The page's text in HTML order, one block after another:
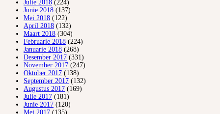
Julie 2018 (224)
Junie 2018 (137)
Mei 2018 (122)
April 2018 (132)
Maart 2018 (304)
Februarie 2018 (224)
Januarie 2018 (268)
Desember 2017 (331)
November 2017 (247)
Oktober 2017 (138)
September 2017 (132)
Augustus 2017 (169)
Julie 2017 (181)
Junie 2017 (120)
Mei 2017 (135)